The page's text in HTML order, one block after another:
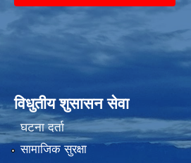
विधुतीय शुसासन सेवा
घटना दर्ता
सामाजिक सुरक्षा